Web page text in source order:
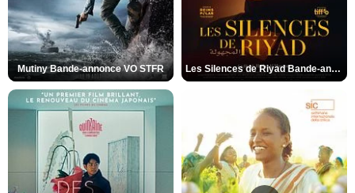
Mutiny Bande-annonce VO STFR Les Silences de Riyad Bande-annonce VO STFR